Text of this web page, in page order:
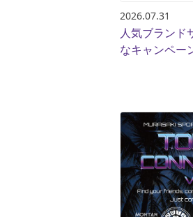
2026.07.31
人気ブランド
なキャンペー